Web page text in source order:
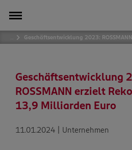
… Geschäftsentwicklung 2023:
Geschäftsentwicklung
ROSSMANN erzielt
13,9 Milliarden Euro
11.01.2024 | Unternehmen